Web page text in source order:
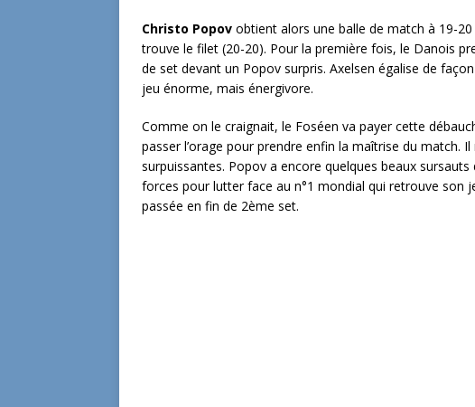
Christo Popov obtient alors une balle de match à 19-
trouve le filet (20-20). Pour la première fois, le Danois
de set devant un Popov surpris. Axelsen égalise de
jeu énorme, mais énergivore.
Comme on le craignait, le Foséen va payer cette
passer l’orage pour prendre enfin la maîtrise du match.
surpuissantes. Popov a encore quelques beaux
forces pour lutter face au n°1 mondial qui retrouve son
passée en fin de 2ème set.